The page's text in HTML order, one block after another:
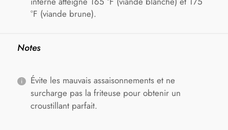
°F (viande brune).
Notes
Évite les mauvais assaisonnements et ne
surcharge pas la friteuse pour obtenir un
croustillant parfait.